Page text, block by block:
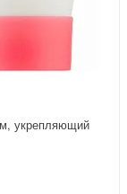
укрепляющий